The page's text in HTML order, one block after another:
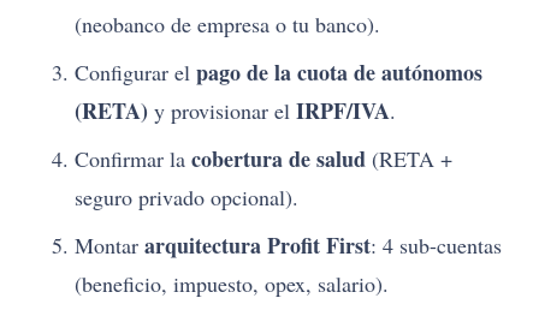
(neobanco de empresa o tu banco).
Configurar elpago de la cuota de autónomos
(RETA) y provisionar elIRPF/IVA.
Confirmar lacobertura de salud (RETA +
seguro privado opcional).
Montararquitectura Profit First: 4 sub-cuentas
(beneficio, impuesto, opex, salario).